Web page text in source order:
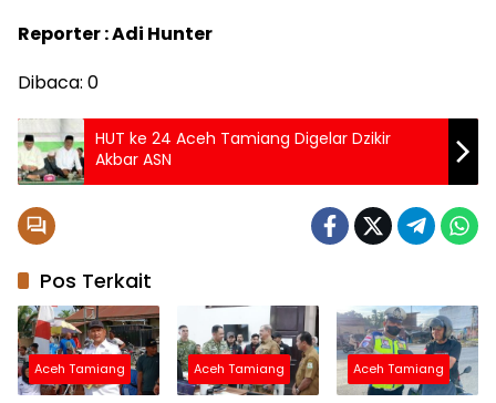
Reporter : Adi Hunter
Dibaca: 0
HUT ke 24 Aceh Tamiang Digelar Dzikir
Akbar ASN
Pos Terkait
Aceh Tamiang Aceh Tamiang Aceh Tamiang